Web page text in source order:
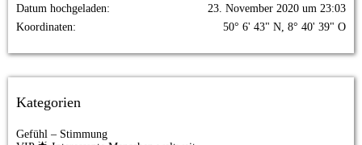
Datum hochgeladen
23. November 2020 um 23:03
Koordinaten
50° 6' 43" N, 8° 40' 39" O
Kategorien
Gefühl – Stimmung